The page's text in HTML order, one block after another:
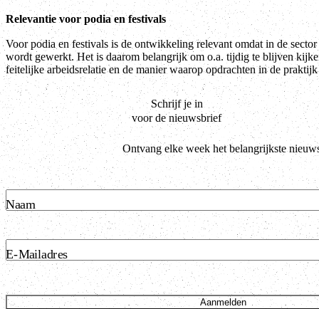
Relevantie voor podia en festivals
Voor podia en festivals is de ontwikkeling relevant omdat in de
wordt gewerkt. Het is daarom belangrijk om o.a. tijdig te blijven
feitelijke arbeidsrelatie en de manier waarop opdrachten in de
Schrijf je in
voor de nieuwsbrief
Ontvang elke week het belangrijkste
Naam
E-Mailadres
Aanmelden